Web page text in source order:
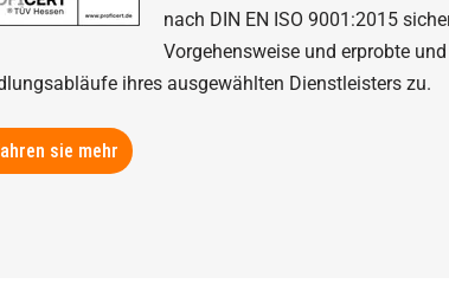
nach DIN EN ISO 9001:2015
Vorgehensweise und erprobte
ihres ausgewählten Dienstleisters zu.
sie mehr